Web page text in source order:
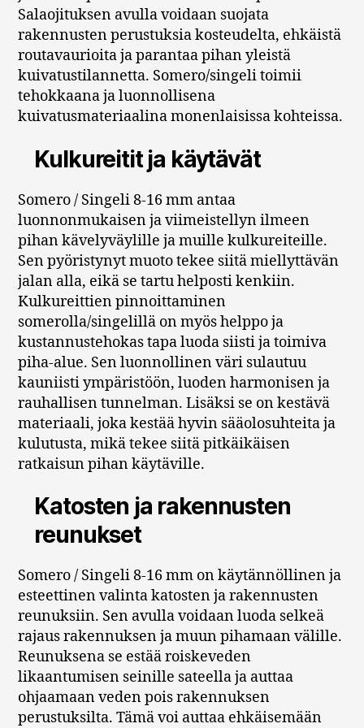
Salaojituksen avulla voidaan suojata
rakennusten perustuksia kosteudelta, ehkäistä
routavaurioita ja parantaa pihan yleistä
kuivatustilannetta. Somero/singeli toimii
tehokkaana ja luonnollisena
kuivatusmateriaalina monenlaisissa kohteissa.
Kulkureitit ja käytävät
Somero / Singeli 8-16 mm antaa
luonnonmukaisen ja viimeistellyn ilmeen
pihan kävelyväylille ja muille kulkureiteille.
Sen pyöristynyt muoto tekee siitä miellyttävän
jalan alla, eikä se tartu helposti kenkiin.
Kulkureittien pinnoittaminen
somerolla/singelillä on myös helppo ja
kustannustehokas tapa luoda siisti ja toimiva
piha-alue. Sen luonnollinen väri sulautuu
kauniisti ympäristöön, luoden harmonisen ja
rauhallisen tunnelman. Lisäksi se on kestävä
materiaali, joka kestää hyvin sääolosuhteita ja
kulutusta, mikä tekee siitä pitkäikäisen
ratkaisun pihan käytäville.
Katosten ja rakennusten
reunukset
Somero / Singeli 8-16 mm on käytännöllinen ja
esteettinen valinta katosten ja rakennusten
reunuksiin. Sen avulla voidaan luoda selkeä
rajaus rakennuksen ja muun pihamaan välille.
Reunuksena se estää roiskeveden
likaantumisen seinille sateella ja auttaa
ohjaamaan veden pois rakennuksen
perustuksilta. Tämä voi auttaa ehkäisemään